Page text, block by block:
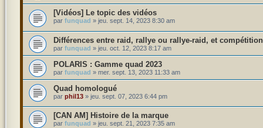
[Vidéos] Le topic des vidéos
par funquad » jeu. sept. 14, 2023 8:30 am
Différences entre raid, rallye ou rallye-raid, et
par funquad » jeu. oct. 12, 2023 8:17 am
POLARIS : Gamme quad 2023
par funquad » mer. sept. 13, 2023 11:33 am
Quad homologué
par phil13» jeu. sept. 07, 2023 6:44 pm
[CAN AM] Histoire de la marque
par funquad » jeu. sept. 21, 2023 7:35 am